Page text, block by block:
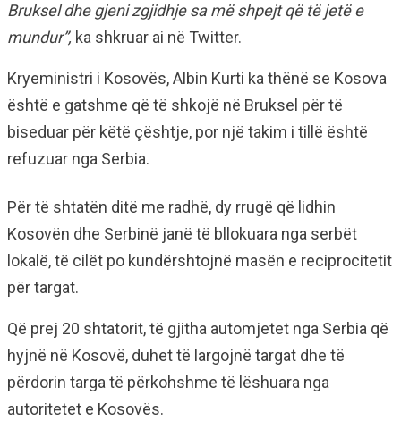
Bruksel dhe gjeni zgjidhje sa më shpejt që të jetë e
mundur”, ka shkruar ai në Twitter.
Kryeministri i Kosovës, Albin Kurti ka thënë se Kosova
është e gatshme që të shkojë në Bruksel për të
biseduar për këtë çështje, por një takim i tillë është
refuzuar nga Serbia.
Për të shtatën ditë me radhë, dy rrugë që lidhin
Kosovën dhe Serbinë janë të bllokuara nga serbët
lokalë, të cilët po kundërshtojnë masën e reciprocitetit
për targat.
Që prej 20 shtatorit, të gjitha automjetet nga Serbia që
hyjnë në Kosovë, duhet të largojnë targat dhe të
përdorin targa të përkohshme të lëshuara nga
autoritetet e Kosovës.